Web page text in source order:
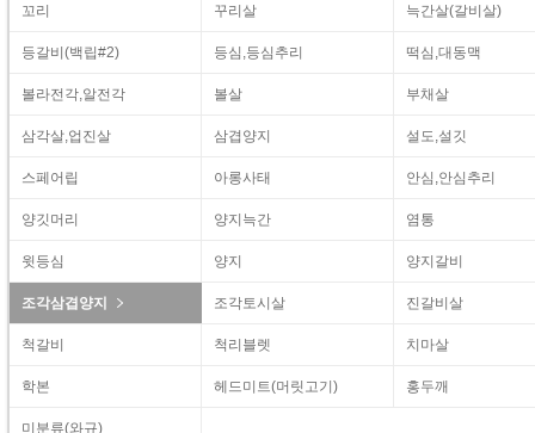
꼬리 꾸리살 늑간살(갈비살)
등갈비(백립#2) 등심,등심추리 떡심,대동맥
볼라전각,알전각 볼살 부채살
삼각살,업진살 삼겹양지 설도,설깃
스페어립 아롱사태 안심,안심추리
양깃머리 양지늑간 염통
윗등심 양지 양지갈비
조각삼겹양지 조각토시살 진갈비살
척갈비 척리블렛 치마살
학본 헤드미트(머릿고기) 홍두깨
미분류(와규)